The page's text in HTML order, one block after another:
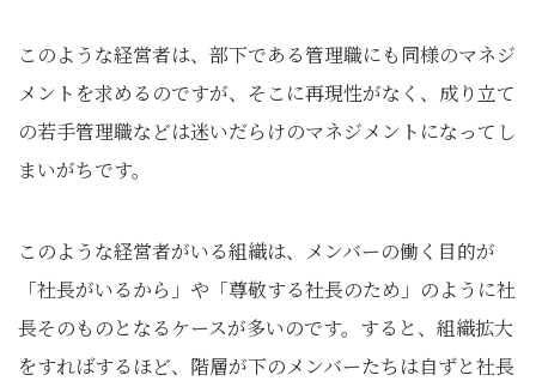
このような経営者は、部下である管理職にも同様のマネジ
メントを求めるのですが、そこに再現性がなく、成り立て
の若手管理職などは迷いだらけのマネジメントになってし
まいがちです。
このような経営者がいる組織は、メンバーの働く目的が
「社長がいるから」や「尊敬する社長のため」のように社
長そのものとなるケースが多いのです。すると、組織拡大
をすればするほど、階層が下のメンバーたちは自ずと社長